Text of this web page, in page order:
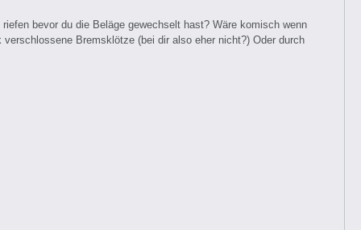
bevor du die Beläge gewechselt hast? Wäre komisch wenn
Bremsklötze (bei dir also eher nicht?) Oder durch